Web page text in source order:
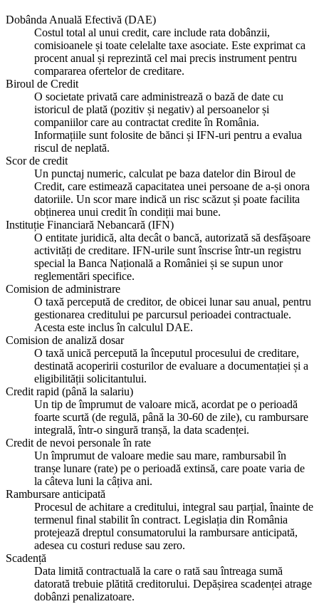
Dobânda Anuală Efectivă (DAE)
Costul total al unui credit, care include rata dobânzii,
comisioanele și toate celelalte taxe asociate. Este exprimat ca
procent anual și reprezintă cel mai precis instrument pentru
compararea ofertelor de creditare.
Biroul de Credit
O societate privată care administrează o bază de date cu
istoricul de plată (pozitiv și negativ) al persoanelor și
companiilor care au contractat credite în România.
Informațiile sunt folosite de bănci și IFN-uri pentru a evalua
riscul de neplată.
Scor de credit
Un punctaj numeric, calculat pe baza datelor din Biroul de
Credit, care estimează capacitatea unei persoane de a-și onora
datoriile. Un scor mare indică un risc scăzut și poate facilita
obținerea unui credit în condiții mai bune.
Instituție Financiară Nebancară (IFN)
O entitate juridică, alta decât o bancă, autorizată să desfășoare
activități de creditare. IFN-urile sunt înscrise într-un registru
special la Banca Națională a României și se supun unor
reglementări specifice.
Comision de administrare
O taxă percepută de creditor, de obicei lunar sau anual, pentru
gestionarea creditului pe parcursul perioadei contractuale.
Acesta este inclus în calculul DAE.
Comision de analiză dosar
O taxă unică percepută la începutul procesului de creditare,
destinată acoperirii costurilor de evaluare a documentației și a
eligibilității solicitantului.
Credit rapid (până la salariu)
Un tip de împrumut de valoare mică, acordat pe o perioadă
foarte scurtă (de regulă, până la 30-60 de zile), cu rambursare
integrală, într-o singură tranșă, la data scadenței.
Credit de nevoi personale în rate
Un împrumut de valoare medie sau mare, rambursabil în
tranșe lunare (rate) pe o perioadă extinsă, care poate varia de
la câteva luni la câțiva ani.
Rambursare anticipată
Procesul de achitare a creditului, integral sau parțial, înainte de
termenul final stabilit în contract. Legislația din România
protejează dreptul consumatorului la rambursare anticipată,
adesea cu costuri reduse sau zero.
Scadență
Data limită contractuală la care o rată sau întreaga sumă
datorată trebuie plătită creditorului. Depășirea scadenței atrage
dobânzi penalizatoare.